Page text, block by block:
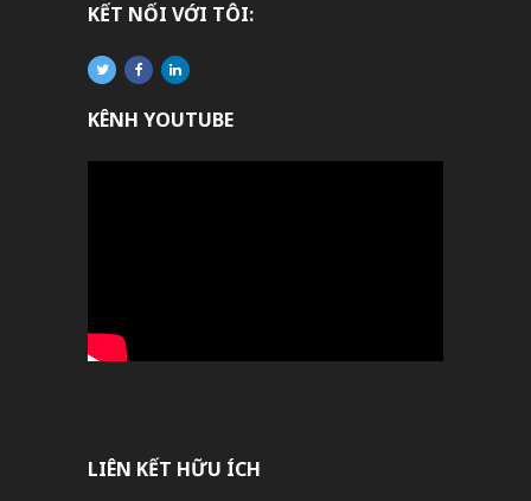
KẾT NỐI VỚI TÔI:
KÊNH YOUTUBE
LIÊN KẾT HỮU ÍCH